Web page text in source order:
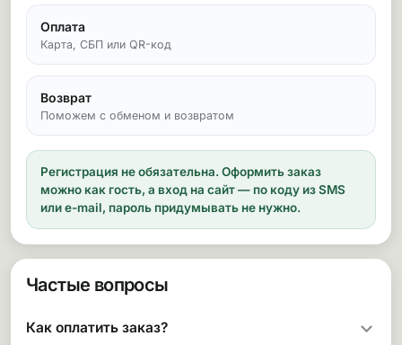
Оплата
Карта, СБП или QR-код
Возврат
Поможем с обменом и возвратом
Регистрация не обязательна. Оформить заказ
можно как гость, а вход на сайт — по коду из SMS
или e-mail, пароль придумывать не нужно.
Частые вопросы
Как оплатить заказ?